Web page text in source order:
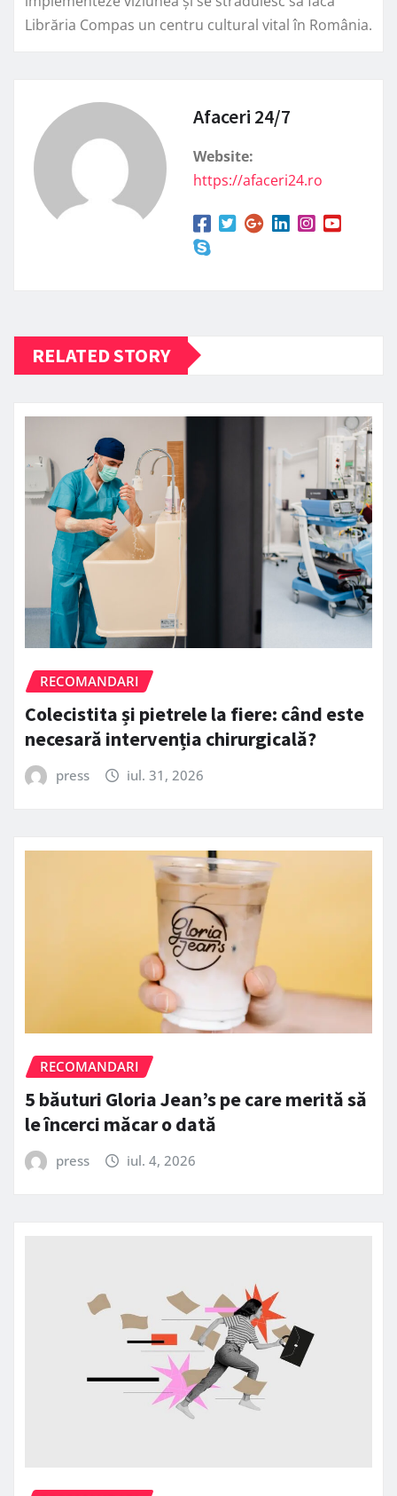
Librăria Compas un centru cultural vital în România.
Afaceri 24/7
Website:
https://afaceri24.ro
RELATED STORY
RECOMANDARI
Colecistita și pietrele la fiere: când este
necesară intervenția chirurgicală?
press iul. 31, 2026
RECOMANDARI
5 băuturi Gloria Jean’s pe care merită să
le încerci măcar o dată
press iul. 4, 2026